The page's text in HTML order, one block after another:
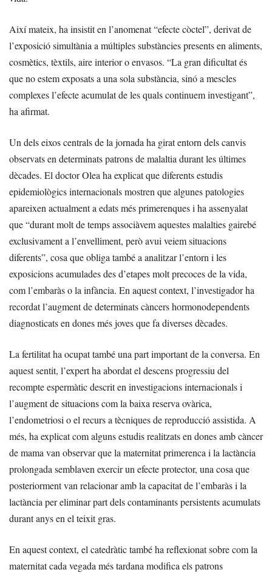
Així mateix, ha insistit en l’anomenat “efecte còctel”, derivat de
l’exposició simultània a múltiples substàncies presents en aliments,
cosmètics, tèxtils, aire interior o envasos. “La gran dificultat és
que no estem exposats a una sola substància, sinó a mescles
complexes l’efecte acumulat de les quals continuem investigant”,
ha afirmat.
Un dels eixos centrals de la jornada ha girat entorn dels canvis
observats en determinats patrons de malaltia durant les últimes
dècades. El doctor Olea ha explicat que diferents estudis
epidemiològics internacionals mostren que algunes patologies
apareixen actualment a edats més primerenques i ha assenyalat
que “durant molt de temps associàvem aquestes malalties gairebé
exclusivament a l’envelliment, però avui veiem situacions
diferents”, cosa que obliga també a analitzar l’entorn i les
exposicions acumulades des d’etapes molt precoces de la vida,
com l’embaràs o la infància. En aquest context, l’investigador ha
recordat l’augment de determinats càncers hormonodependents
diagnosticats en dones més joves que fa diverses dècades.
La fertilitat ha ocupat també una part important de la conversa. En
aquest sentit, l’expert ha abordat el descens progressiu del
recompte espermàtic descrit en investigacions internacionals i
l’augment de situacions com la baixa reserva ovàrica,
l’endometriosi o el recurs a tècniques de reproducció assistida. A
més, ha explicat com alguns estudis realitzats en dones amb càncer
de mama van observar que la maternitat primerenca i la lactància
prolongada semblaven exercir un efecte protector, una cosa que
posteriorment van relacionar amb la capacitat de l’embaràs i la
lactància per eliminar part dels contaminants persistents acumulats
durant anys en el teixit gras.
En aquest context, el catedràtic també ha reflexionat sobre com la
maternitat cada vegada més tardana modifica els patrons